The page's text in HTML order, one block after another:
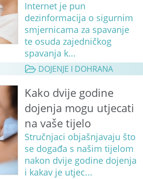
Internet je pun
dezinformacija o sigurnim
smjernicama za spavanje
te osuda zajedničkog
spavanja k...
DOJENJE I DOHRANA
Kako dvije godine
dojenja mogu utjecati
na vaše tijelo
Stručnjaci objašnjavaju što
se događa s našim tijelom
nakon dvije godine dojenja
i kakav je utjec...